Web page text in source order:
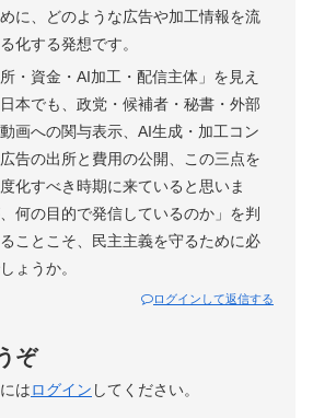
に、どのような広告や加工情報を流
化する発想です。
・資金・AI加工・配信主体」を見え
本でも、政党・候補者・秘書・外部
画への関与表示、AI生成・加工コン
告の出所と費用の公開、この三点を
化すべき時期に来ていると思いま
何の目的で発信しているのか」を判
ことこそ、民主主義を守るために必
ょうか。
ログインして返信する
ぞ
はログイン してください。